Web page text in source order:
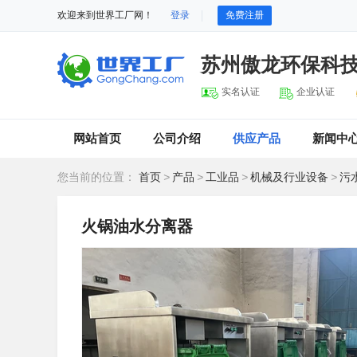
欢迎来到世界工厂网！ 登录 免费注册
苏州傲龙环保科
实名认证 企业认证
网站首页 公司介绍 供应产品 新闻中
您当前的位置： 首页 > 产品 > 工业品 >机械及行业设备 >污
火锅油水分离器